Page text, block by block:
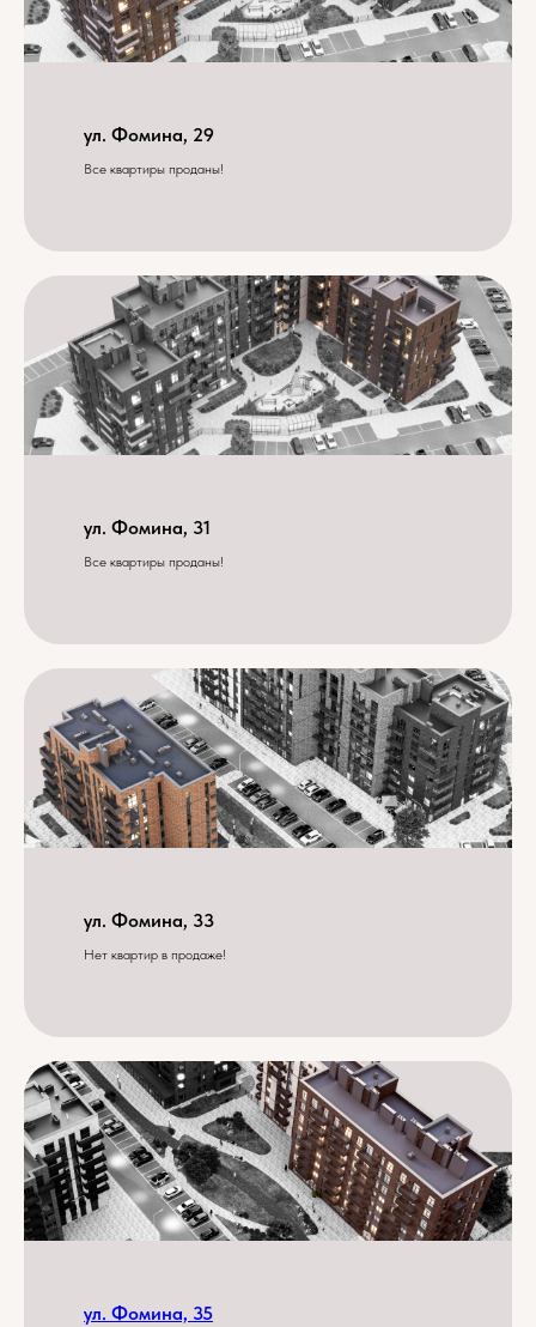
ул. Фомина, 29
Все квартиры проданы!
ул. Фомина, 31
Все квартиры проданы!
ул. Фомина, 33
Нет квартир в продаже!
ул. Фомина, 35